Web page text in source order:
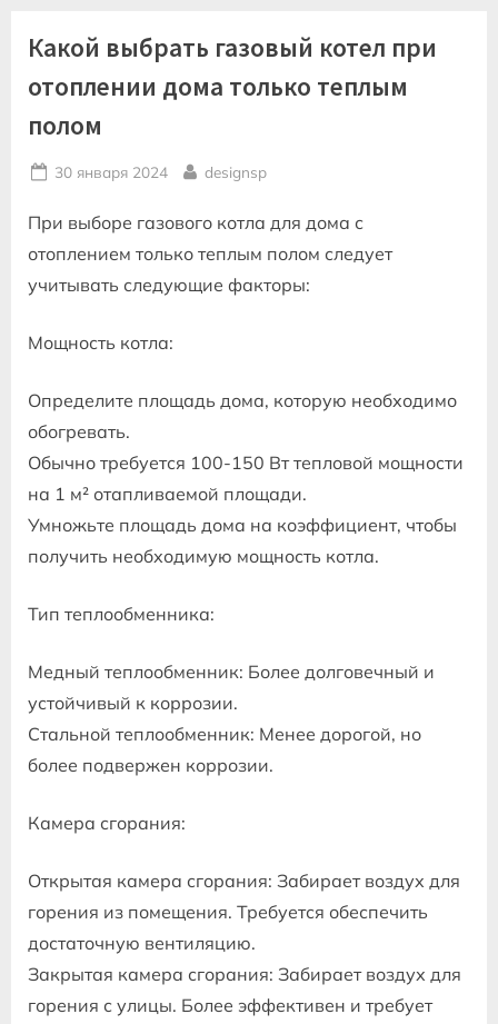
Какой выбрать газовый котел при
отоплении дома только теплым
полом
Posted
30 января 2024 By
designsp
При выборе газового котла для дома с
отоплением только теплым полом следует
учитывать следующие факторы:
Мощность котла:
Определите площадь дома, которую необходимо
обогревать.
Обычно требуется 100-150 Вт тепловой мощности
на 1 м² отапливаемой площади.
Умножьте площадь дома на коэффициент, чтобы
получить необходимую мощность котла.
Тип теплообменника:
Медный теплообменник: Более долговечный и
устойчивый к коррозии.
Стальной теплообменник: Менее дорогой, но
более подвержен коррозии.
Камера сгорания:
Открытая камера сгорания: Забирает воздух для
горения из помещения. Требуется обеспечить
достаточную вентиляцию.
Закрытая камера сгорания: Забирает воздух для
горения с улицы. Более эффективен и требует